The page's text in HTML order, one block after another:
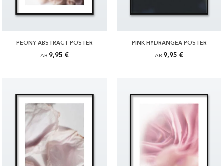
PEONY ABSTRACT POSTER
AB 9,95 €
PINK HYDRANGEA POSTER
AB 9,95 €